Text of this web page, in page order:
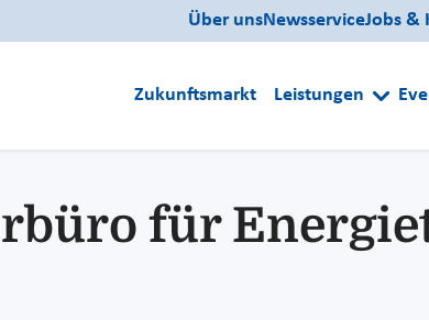
Über unsNewsserviceJobs &
Zukunftsmarkt Leistungen
für